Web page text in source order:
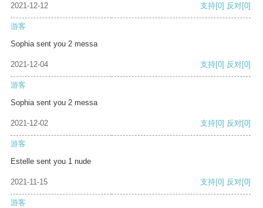
2021-12-12 支持[0] 反对[0]
游客
Sophia sent you 2 messa
2021-12-04 支持[0] 反对[0]
游客
Sophia sent you 2 messa
2021-12-02 支持[0] 反对[0]
游客
Estelle sent you 1 nude
2021-11-15 支持[0] 反对[0]
游客